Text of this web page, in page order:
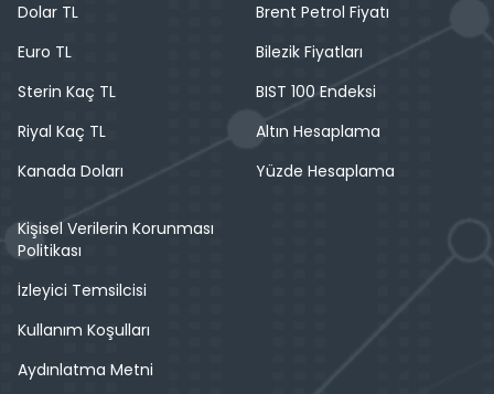
Dolar TL
Euro TL
Sterin Kaç TL
Riyal Kaç TL
Kanada Doları
Brent Petrol Fiyatı
Bilezik Fiyatları
BIST 100 Endeksi
Altın Hesaplama
Yüzde Hesaplama
Kişisel Verilerin Korunması
Politikası
İzleyici Temsilcisi
Kullanım Koşulları
Aydınlatma Metni